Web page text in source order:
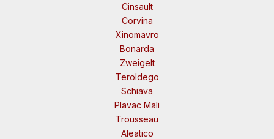
Cinsault
Corvina
Xinomavro
Bonarda
Zweigelt
Teroldego
Schiava
Plavac Mali
Trousseau
Aleatico